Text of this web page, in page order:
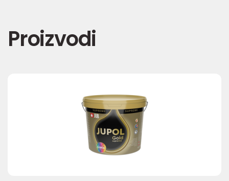
Proizvodi